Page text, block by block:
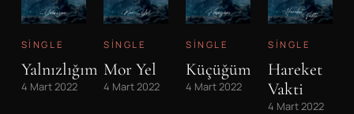
SINGLE
Yalnızlığım
4 Mart 2022
SINGLE
Mor Yel
4 Mart 2022
SINGLE
Küçüğüm
4 Mart 2022
SINGLE
Hareket
Vakti
4 Mart 2022